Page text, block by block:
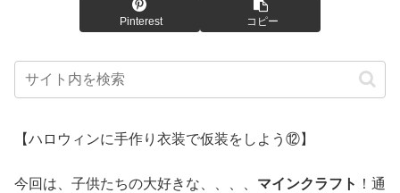
Pinterest コピー
【ハロウィンに手作り衣装で仮装をしよう⑫】
今回は、子供たちの大好きな、、、、 マインクラフト ！通